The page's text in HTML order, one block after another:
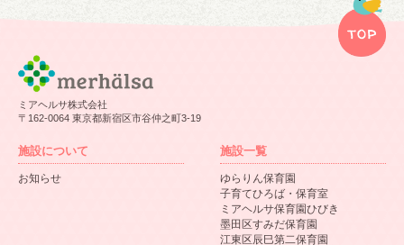
ミアヘルサ株式会社
〒162-0064 東京都新宿区市谷仲之町3-19
施設について
お知らせ
施設一覧
ゆらりん保育園
子育てひろば・保育室
ミアヘルサ保育園ひびき
墨田区すみだ保育園
江東区辰巳第二保育園